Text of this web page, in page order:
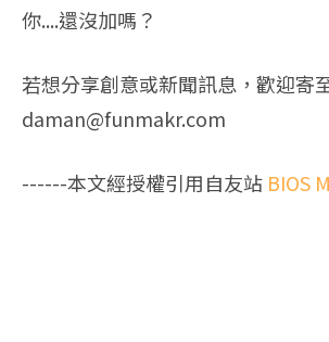
你....還沒加嗎？
若想分享創意或新聞訊息，歡迎寄
daman@funmakr.com
------本文經授權引用自友站 BIOS